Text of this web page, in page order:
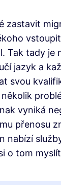
zastavit
Tak tady je
jazyk a
svou
vyniká
přenosu
nabízí
o tom